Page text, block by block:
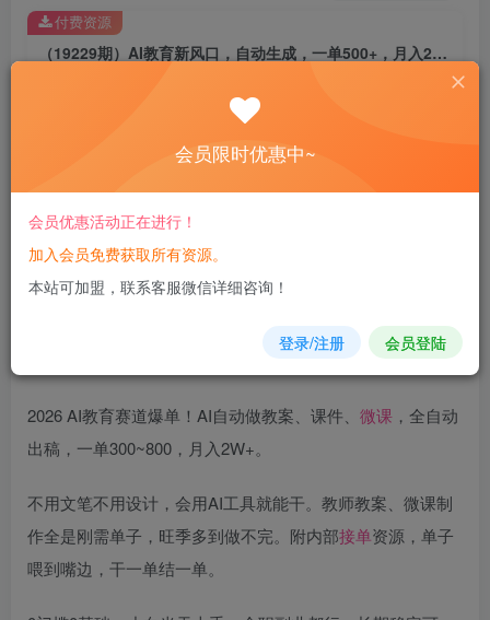
（19229期）AI教育新风口，自动生成，一单500+，月入2W很简单，附内部接单资源
8.8
免费
您当前未登录！建议登陆后购买，可保存购买订单
付费资源
2026 AI教育赛道爆单！AI自动做教案、课件、 微课 ，全自动
出稿，一单300~800，月入2W+。
不用文笔不用设计，会用AI工具就能干。教师教案、微课制
作全是刚需单子，旺季多到做不完。附内部接单资源，单子
喂到嘴边，干一单结一单。
会员限时优惠中~
会员优惠活动正在进行！
加入会员免费获取所有资源。
本站可加盟，联系客服微信详细咨询！
登录/注册 会员登陆